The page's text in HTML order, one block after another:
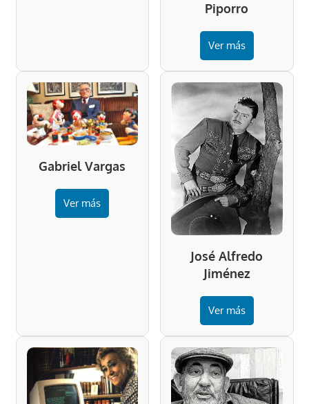
Piporro
Ver más
Gabriel Vargas
Ver más
José Alfredo
Jiménez
Ver más